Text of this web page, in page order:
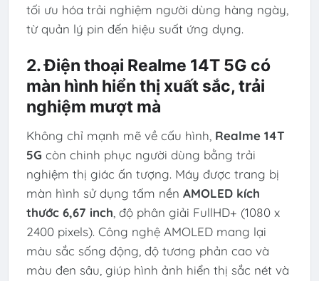
tối ưu hóa trải nghiệm người dùng hàng ngày,
từ quản lý pin đến hiệu suất ứng dụng.
2. Điện thoại Realme 14T 5G có
màn hình hiển thị xuất sắc, trải
nghiệm mượt mà
Không chỉ mạnh mẽ về cấu hình, Realme 14T
5G còn chinh phục người dùng bằng trải
nghiệm thị giác ấn tượng. Máy được trang bị
màn hình sử dụng tấm nền AMOLED kích
thước 6,67 inch, độ phân giải FullHD+ (1080 x
2400 pixels). Công nghệ AMOLED mang lại
màu sắc sống động, độ tương phản cao và
màu đen sâu, giúp hình ảnh hiển thị sắc nét và